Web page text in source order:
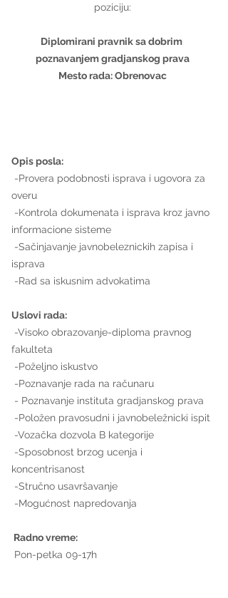
poziciju:
Diplomirani pravnik sa dobrim
poznavanjem gradjanskog prava
Mesto rada: Obrenovac
Opis posla:
overu
informacione sisteme
isprava
-Rad sa iskusnim advokatima
Uslovi rada:
fakulteta
-Poželjno iskustvo
-Poznavanje rada na računaru
- Poznavanje instituta gradjanskog prava
-Položen pravosudni i javnobeležnicki ispit
-Vozačka dozvola B kategorije
koncentrisanost
-Stručno usavršavanje
-Mogućnost napredovanja
Radno vreme:
Pon-petka 09-17h